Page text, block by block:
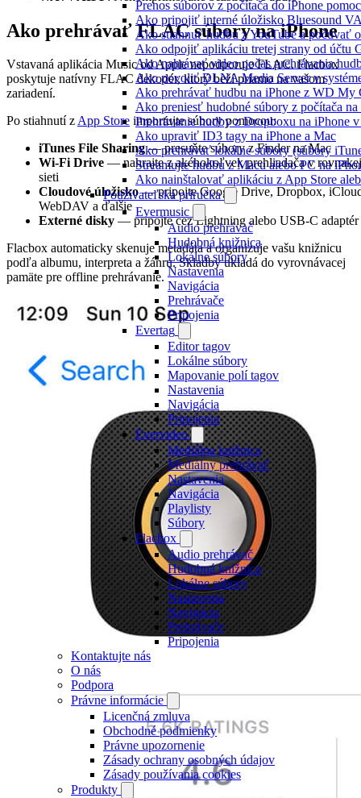
Prenos súborov z počítača do iPhone
Ako pripojiť interné úložisko Bluesound
Ako stiahnuť hudbu z YouTube a počúvať
Ako odpojiť aplikáciu tretej strany od účtu
Ako nahrávať video počas prehrávania
Ako povoliť DLNA Media Server v
Ako prehrávať hudbu na iPhone z WD My
Ako preniesť hudobné súbory z počítača
Prehrávanie hudby z Dropboxu na iPhone
Ako upraviť ID3 tagy na iPhone a Mac
Ako prehrávať lokálne súbory (súbory
Streamujte hudbu z Macu alebo PC na
Ako nainštalovať aplikáciu z App Store
Používateľská príručka
Evermusic
Audio prehrávač
Hudobná knižnica
Lokálne súbory
Nastavenia
Navigácia
Prehrávače
Pripojenia
Evertag
Editor tagov
Lokálne súbory
Mapovanie polí tagov
Nastavenia
Navigácia
Pripojenia
Evervideo
Mediálna knižnica
Mediálny prehrávač
Nastavenia
Navigácia
Playlisty
Súbory
Flacbox
Audio prehrávač
Hudobná knižnica
Lokálne súbory
Nastavenia
Navigácia
Prehrávače
Pripojenia
Kontaktujte nás
O nás
Podpora
Právne informácie
Licenčná zmluva
Obchodné podmienky
Právne upozornenie
Zásady ochrany osobných údajov
Zásady používania cookies
Produkty
Ako prehrávať FLAC súbory na iPhone
Vstavaná aplikácia Music od Apple nepodporuje FLAC. Flacbox
poskytuje natívny FLAC dekodér, ktorý beží priamo na vašom
zariadení.
Po stiahnutí zApp Store importujte súbory pomocou:
iTunes File Sharing— presuňte súbory z Finder na Mac
Wi-Fi Drive — nahrajte z akéhokoľvek prehliadača v rovnakej
sieti
Cloudové úložisko— pripojte Google Drive, Dropbox,
WebDAV a ďalšie
Externé disky — pripojte cez Lightning alebo USB-C adaptér
Flacbox automaticky skenuje metadáta a organizuje vašu knižnicu
podľa albumu, interpreta a žánru. Skladby ukladá do vyrovnávacej
pamäte pre offline prehrávanie.